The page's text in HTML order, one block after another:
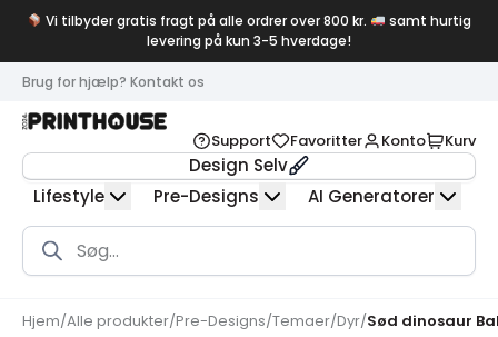
Vi tilbyder gratis fragt på alle ordrer over 800 kr.
samt hurtig
levering på kun 3-5 hverdage!
Brug for hjælp? Kontakt os
Support Favoritter Konto Kurv
Design Selv
Lifestyle
Pre-Designs AI Generatorer
Products
search
Hjem/Alle produkter/Pre-Designs/Temaer/Dyr/Sød dinosaur